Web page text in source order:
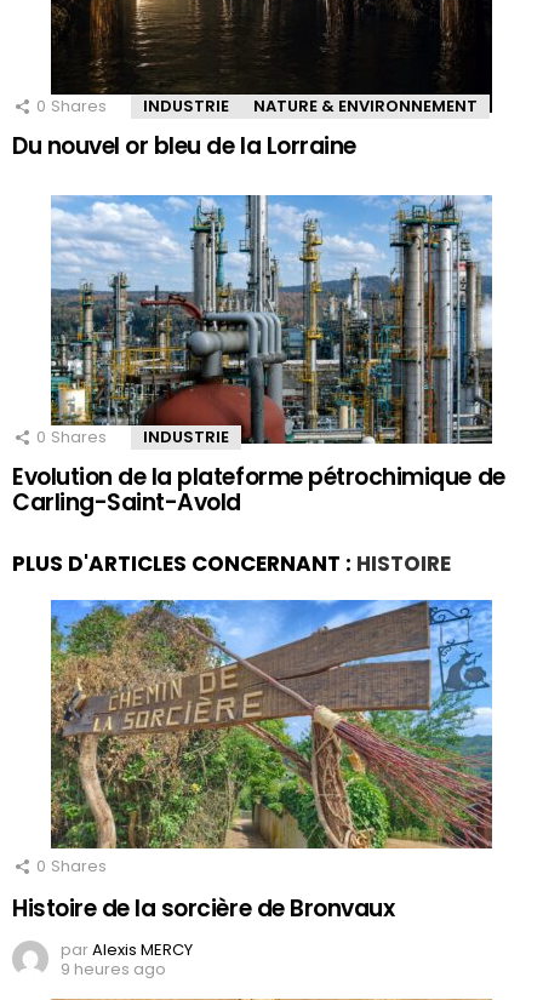
0 Shares INDUSTRIE NATURE & ENVIRONNEMENT
Du nouvel or bleu de la Lorraine
0 Shares INDUSTRIE
Evolution de la plateforme pétrochimique de
Carling-Saint-Avold
PLUS D'ARTICLES CONCERNANT : HISTOIRE
0 Shares
Histoire de la sorcière de Bronvaux
parAlexis MERCY
9 heures ago